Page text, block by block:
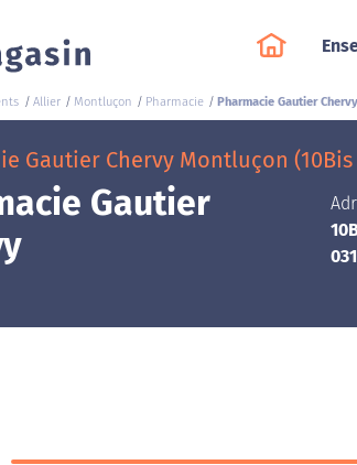
Allier Montluçon Pharmacie Pharmacie Gautier Chervy
Gautier Chervy Montluçon (10Bis
Gautier